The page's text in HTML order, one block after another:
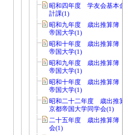
昭和四年度 学友会基本金
計課(1)
昭和九年度 歳出推算簿
帝国大学(1)
昭和十年度 歳出推算簿
帝国大学(1)
昭和九年度 歳出推算簿
帝国大学(1)
昭和十年度 歳出推算簿
帝国大学(1)
昭和二十二年度 歳出推
京都帝国大学同学会(1)
二十五年度 歳出推算簿
会(1)